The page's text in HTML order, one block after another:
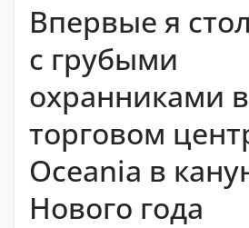
Впервые я
с грубыми
охранниками в
торговом
Oceania в
Нового года